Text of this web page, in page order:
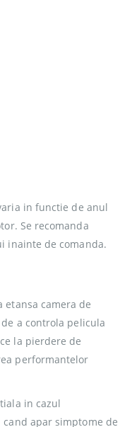
in functie de anul
Se recomanda
inainte de comanda.
etansa camera de
a controla pelicula
la pierdere de
performantelor
in cazul
apar simptome de